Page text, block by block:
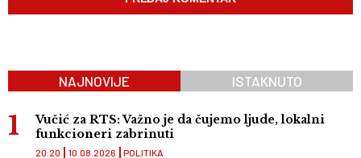
NAJNOVIJE ISTAKNUTO
Vučić za RTS: Važno je da čujemo ljude, lokalni
funkcioneri zabrinuti
POLITIKA
20:20 10.08.2026